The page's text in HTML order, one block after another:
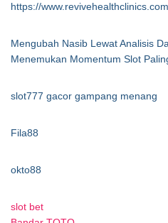
https://
Mengubah Nasib Lewat Analisis
Menemukan Momentum Slot
slot777 gacor gampang menang
Fila88
okto88
slot bet